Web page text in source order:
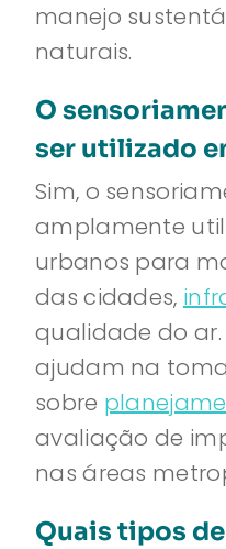
manejo
naturais.
O
ser utilizado
Sim, o
amplamente
urbanos para
das cidades,
qualidade do ar.
ajudam na
sobre
avaliação de
nas áreas
Quais tipos